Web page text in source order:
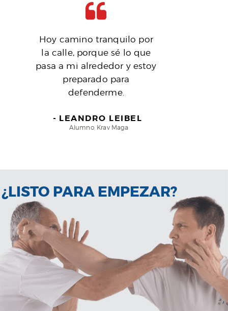
Hoy camino tranquilo por
la calle, porque sé lo que
pasa a mi alrededor y estoy
preparado para
defenderme.
LEANDRO LEIBEL
Alumno, Krav Maga
¿LISTO PARA EMPEZAR?